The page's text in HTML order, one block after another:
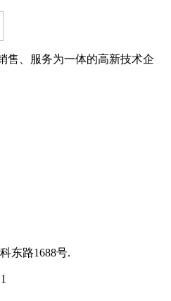
售、服务为一体的高新技术企
东路1688号.